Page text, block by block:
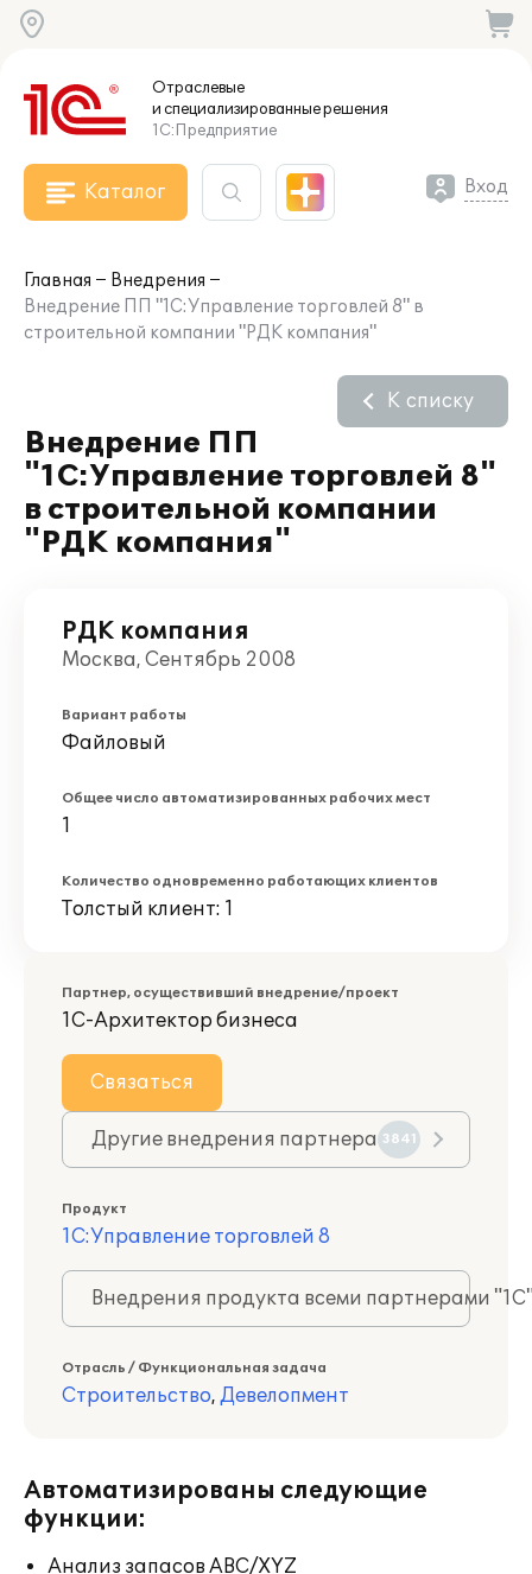
Отраслевые
и специализированныерешения
1С:Предприятие
Каталог Вход
Главная
Внедрения
Внедрение ПП "1С:Управление торговлей 8" в
строительной компании "РДК компания"
Внедрение ПП
"1С:Управление торговлей 8"
в строительной компании
"РДК компания"
К списку
РДК компания
Москва, Сентябрь 2008
Вариант работы
Файловый
Общее число автоматизированных рабочих мест
1
Количество одновременно работающих клиентов
Толстый клиент: 1
Партнер, осуществивший внедрение/проект
1С-Архитектор бизнеса
Связаться
Другие внедрения партнера 3841
Продукт
1С:Управление торговлей 8
Внедрения продукта всеми партнерами
Отрасль / Функциональная задача
Строительство, Девелопмент
Автоматизированы следующие
функции:
Анализ запасов ABC/XYZ